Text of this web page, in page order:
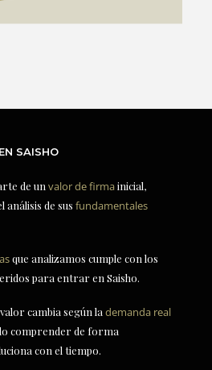
SAISHO
de un valor de firmainicial,
de sus fundamentales
que analizamos cumple con los
para entrar en Saisho.
cambia según la demanda real
comprender de forma
con el tiempo.